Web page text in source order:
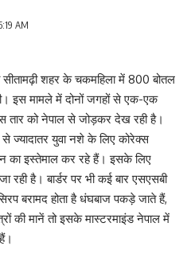
AM
सीतामढ़ी शहर के चकमहिला में 800 बोतल
इस मामले में दोनों जगहों से एक-एक
तार को नेपाल से जोड़कर देख रही है।
से ज्यादातर युवा नशे के लिए कोरेक्स
का इस्तेमाल कर रहे हैं। इसके लिए
है। बार्डर पर भी कई बार एसएसबी
बरामद होता है धंघबाज पकड़े जाते हैं,
की मानें तो इसके मास्टरमाइंड नेपाल में